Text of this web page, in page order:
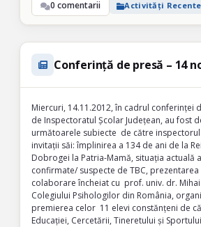
0 comentarii
Activități Recente
Conferință de presă – 14
Miercuri, 14.11.2012, în cadrul conferinței
de Inspectoratul Școlar Județean, au fost
următoarele subiecte de către
invitații săi: împlinirea a 134 de ani de la
Dobrogei la Patria-Mamă, situația actuală
confirmate/ suspecte de TBC,
colaborare încheiat cu prof. univ. dr.
Colegiului Psihologilor din România,
premierea celor 11 elevi constănțeni de
Educației, Cercetării, Tineretului și